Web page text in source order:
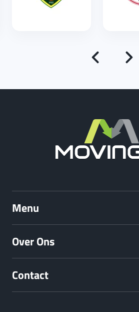
Menu
Over Ons
Contact